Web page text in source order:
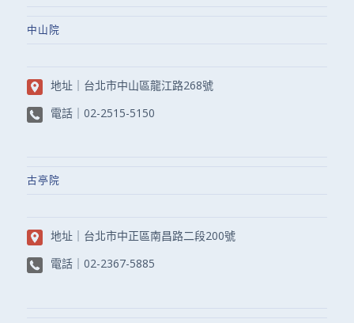
中山院
地址｜ 台北市中山區龍江路268號
電話｜ 02-2515-5150
古亭院
地址｜ 台北市中正區南昌路二段200號
電話｜ 02-2367-5885